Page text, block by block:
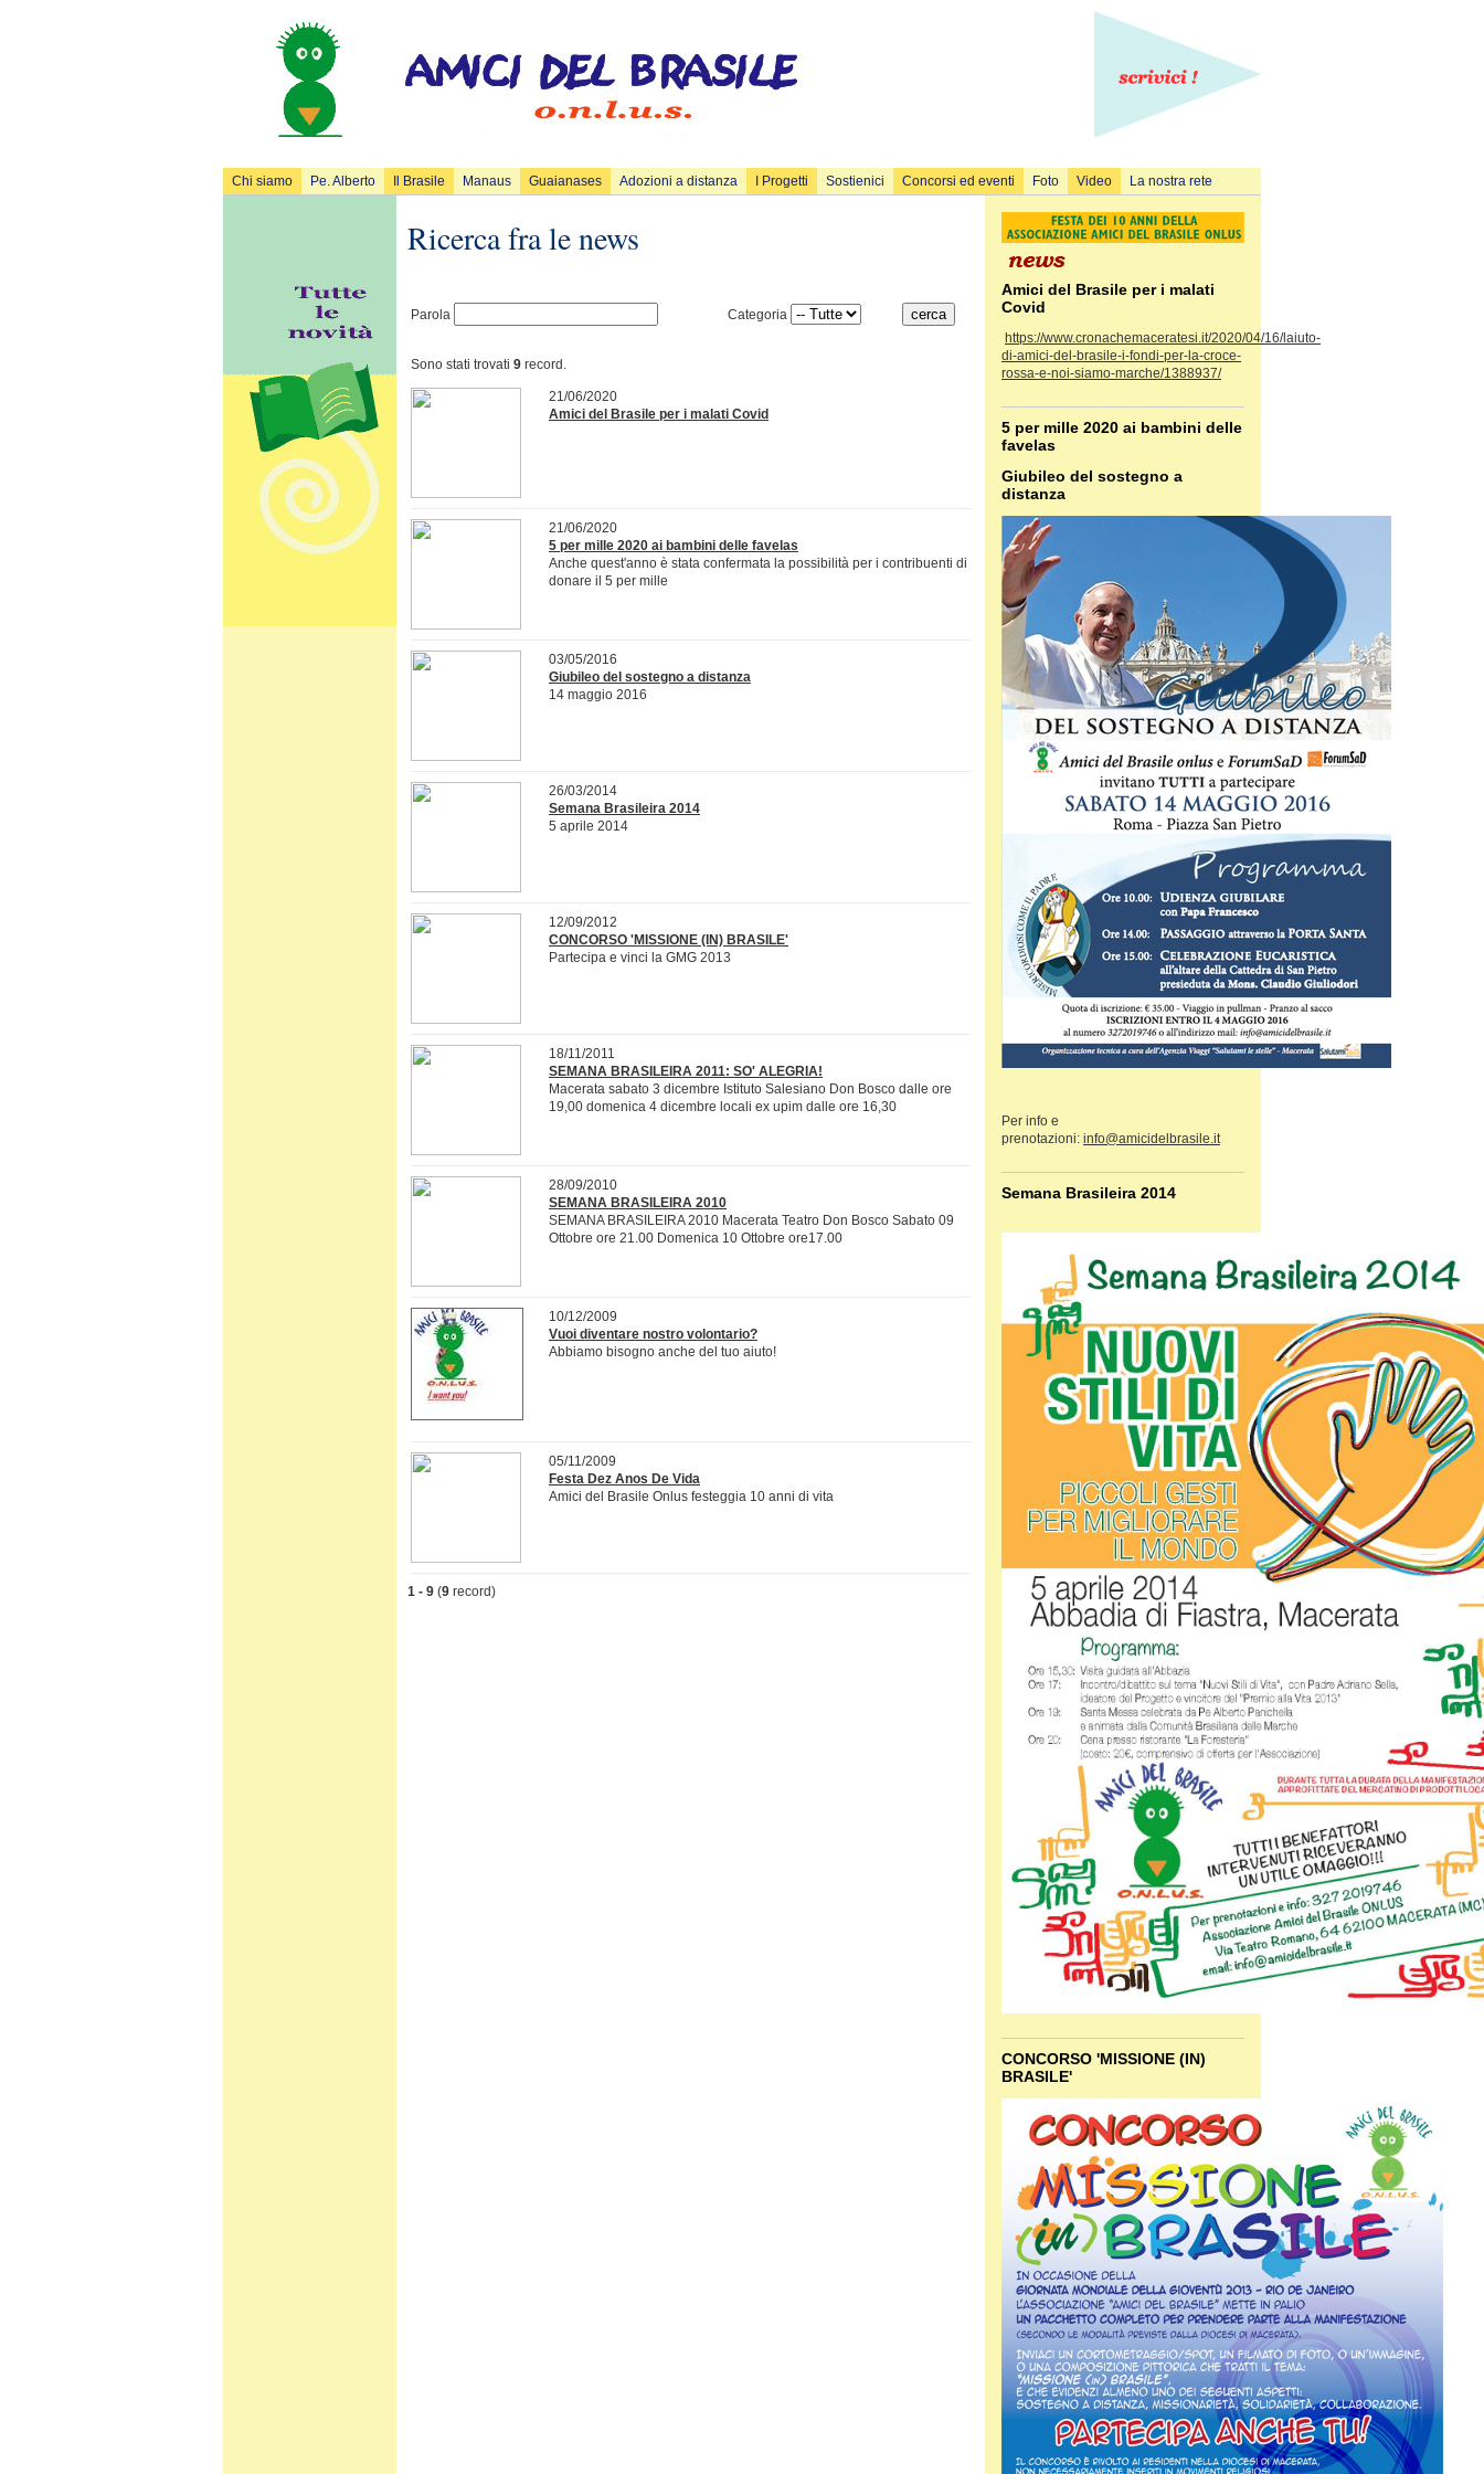
Chi siamo Pe. Alberto Il Brasile Manaus Guaianases Adozioni a distanza I Progetti Sostienici Concorsi ed eventi Foto Video La nostra rete
Ricerca fra le news
Parola Categoria
Sono stati trovati 9 record.
21/06/2020
Amici del Brasile per i malati Covid
21/06/2020
5 per mille 2020 ai bambini delle favelas
Anche quest'anno è stata confermata la possibilità per i contribuenti di
donare il 5 per mille
03/05/2016
Giubileo del sostegno a distanza
14 maggio 2016
26/03/2014
Semana Brasileira 2014
5 aprile 2014
12/09/2012
CONCORSO 'MISSIONE (IN) BRASILE'
Partecipa e vinci la GMG 2013
18/11/2011
SEMANA BRASILEIRA 2011: SO' ALEGRIA!
Macerata sabato 3 dicembre Istituto Salesiano Don Bosco dalle ore
19,00 domenica 4 dicembre locali ex upim dalle ore 16,30
28/09/2010
SEMANA BRASILEIRA 2010
SEMANA BRASILEIRA 2010 Macerata Teatro Don Bosco Sabato 09
Ottobre ore 21.00 Domenica 10 Ottobre ore17.00
10/12/2009
Vuoi diventare nostro volontario?
Abbiamo bisogno anche del tuo aiuto!
05/11/2009
Festa Dez Anos De Vida
Amici del Brasile Onlus festeggia 10 anni di vita
1 - 9 (9 record)
Amici del Brasile per i malati
Covid
https://www.cronachemaceratesi.it/2020/04/16/laiuto-
di-amici-del-brasile-i-fondi-per-la-croce-
rossa-e-noi-siamo-marche/1388937/
5 per mille 2020 ai bambini delle
favelas
Giubileo del sostegno a
distanza
Per info e
prenotazioni: info@amicidelbrasile.it
Semana Brasileira 2014
CONCORSO 'MISSIONE (IN)
BRASILE'